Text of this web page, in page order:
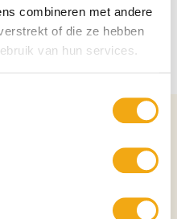
combineren met andere
of die ze hebben
van hun services.
Rosé fles 75cl 11,0% alc